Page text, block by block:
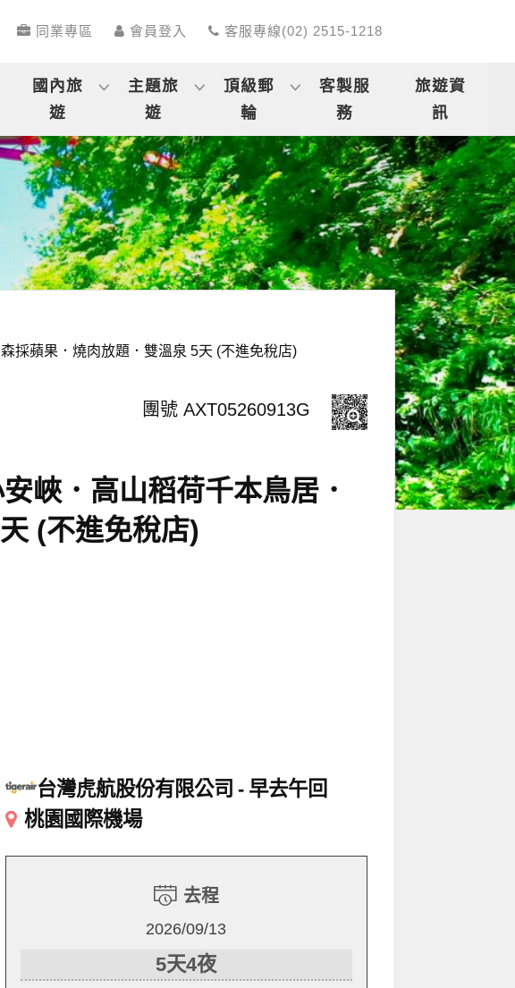
同業專區 會員登入 客服專線(02) 2515-1218
國內旅
遊
主題旅
遊
頂級郵
輪
客製服
務
旅遊資
訊
採蘋果．燒肉放題．雙溫泉 5天 (不進免稅店)
團號 AXT05260913G
峽．高山稻荷千本鳥居．
(不進免稅店)
台灣虎航股份有限公司
早去午回
桃園國際機場
去程
2026/09/13
5天4夜